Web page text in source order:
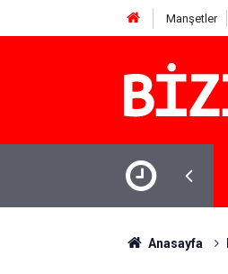
Manşetler
Anasayfa